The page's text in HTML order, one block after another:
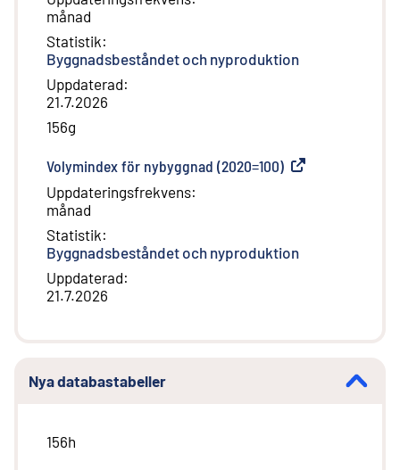
månad
Statistik:
Byggnadsbeståndet och nyproduktion
Uppdaterad:
21.7.2026
156g
Volymindex för nybyggnad (2020=100) Extern länk
Uppdateringsfrekvens:
månad
Statistik:
Byggnadsbeståndet och nyproduktion
Uppdaterad:
21.7.2026
Nya databastabeller
156h